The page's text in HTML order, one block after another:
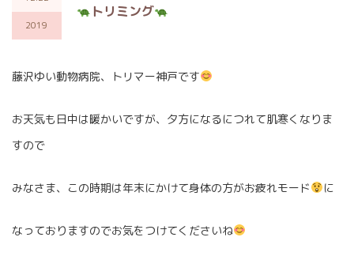
2019
トリミング
藤沢ゆい動物病院、トリマー神戸です
お天気も日中は暖かいですが、夕方になるにつれて肌寒くなりま
すので
みなさま、この時期は年末にかけて身体の方がお疲れモード に
なっておりますのでお気をつけてくださいね